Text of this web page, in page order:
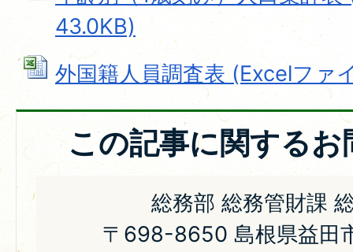
43.0KB)
外国籍人員調査表 (Excelファ
この記事に関する
総務部 総務管財課
〒698-8650 島根県益田